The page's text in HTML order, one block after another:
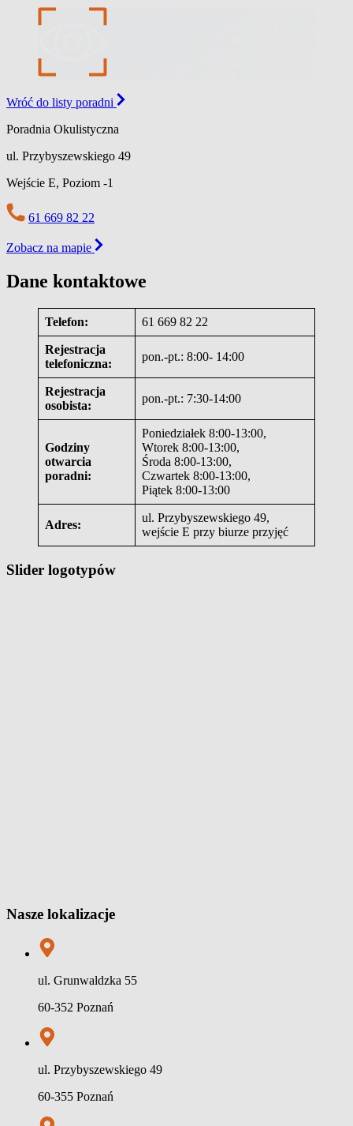
Wróć do listy poradni
Poradnia Okulistyczna
ul. Przybyszewskiego 49
Wejście E, Poziom -1
61 669 82 22
Zobacz na mapie
Dane kontaktowe
Telefon: 61 669 82 22
Rejestracja
telefoniczna:
pon.-pt.: 8:00- 14:00
Rejestracja
osobista:
pon.-pt.: 7:30-14:00
Godziny
otwarcia
poradni:
Poniedziałek 8:00-13:00,
Wtorek 8:00-13:00,
Środa 8:00-13:00,
Czwartek 8:00-13:00,
Piątek 8:00-13:00
Adres:
ul. Przybyszewskiego 49,
wejście E przy biurze przyjęć
Slider logotypów
Nasze lokalizacje
ul. Grunwaldzka 55
60-352 Poznań
ul. Przybyszewskiego 49
60-355 Poznań